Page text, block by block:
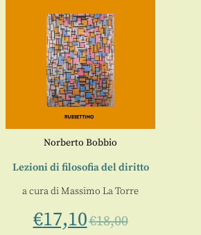
Norberto Bobbio
Lezioni di filosofia del diritto
a cura diMassimo La Torre
€17,10€18,00